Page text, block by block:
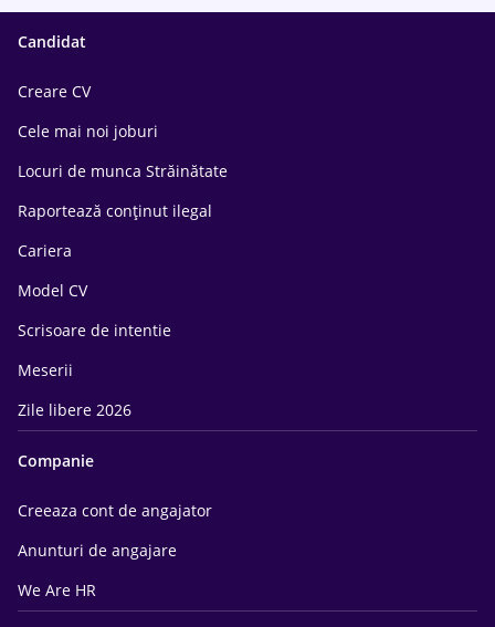
Candidat
Creare CV
Cele mai noi joburi
Locuri de munca Străinătate
Raportează conținut ilegal
Cariera
Model CV
Scrisoare de intentie
Meserii
Zile libere 2026
Companie
Creeaza cont de angajator
Anunturi de angajare
We Are HR